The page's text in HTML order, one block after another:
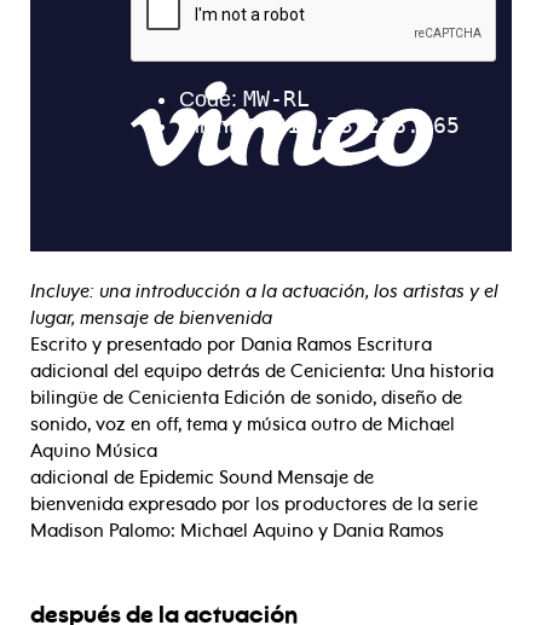
Incluye: una introducción a la actuación, los artistas y el
lugar, mensaje de bienvenida
Escrito y presentado por Dania Ramos Escritura
adicional del equipo detrás de Cenicienta: Una historia
bilingüe de Cenicienta Edición de sonido, diseño de
sonido, voz en off, tema y música outro de Michael
Aquino Música
adicional de Epidemic Sound Mensaje de
bienvenida expresado por los productores de la serie
Madison Palomo: Michael Aquino y Dania Ramos
después de la actuación